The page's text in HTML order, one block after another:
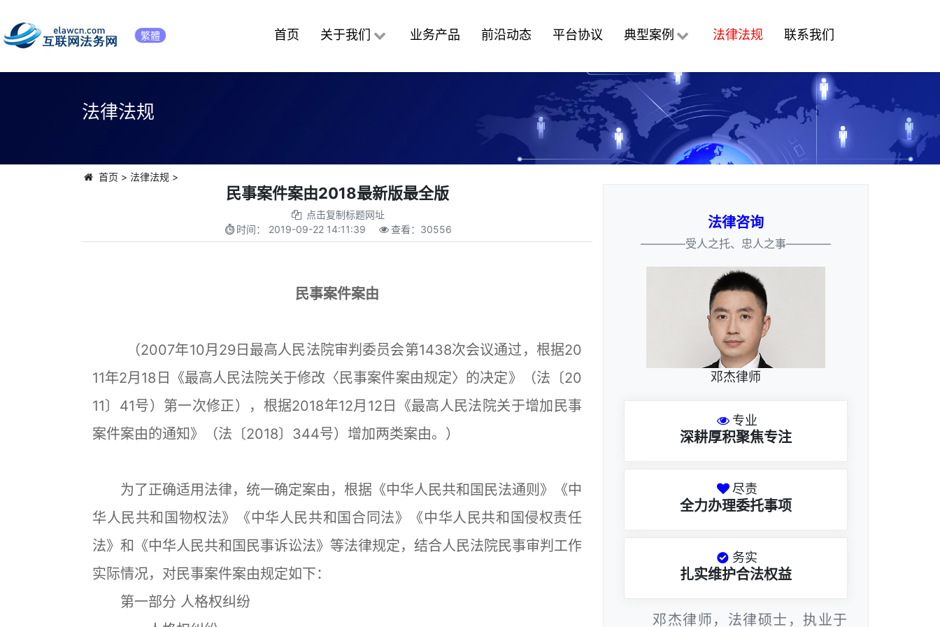
繁體 首页 关于我们 业务产品 前沿动态 平台协议 典型案例 法律法规 联系我们
法律法规
首页 > 法律法规 >
民事案件案由2018最新版最全版
点击复制标题网址
时间： 2019-09-22 14:11:39 查看： 30556
民事案件案由
（2007年10月29日最高人民法院审判委员会第1438次会议通过，根据20
11年2月18日《最高人民法院关于修改〈民事案件案由规定〉的决定》（法〔20
11〕41号）第一次修正），根据2018年12月12日《最高人民法院关于增加民事
案件案由的通知》（法〔2018〕344号）增加两类案由。）
为了正确适用法律，统一确定案由，根据《中华人民共和国民法通则》《中
华人民共和国物权法》《中华人民共和国合同法》《中华人民共和国侵权责任
法》和《中华人民共和国民事诉讼法》等法律规定，结合人民法院民事审判工作
实际情况，对民事案件案由规定如下：
第一部分 人格权纠纷
法律咨询
————受人之托、忠人之事————
邓杰律师
专业
深耕厚积聚焦专注
尽责
全力办理委托事项
务实
扎实维护合法权益
邓杰律师，法律硕士，执业于